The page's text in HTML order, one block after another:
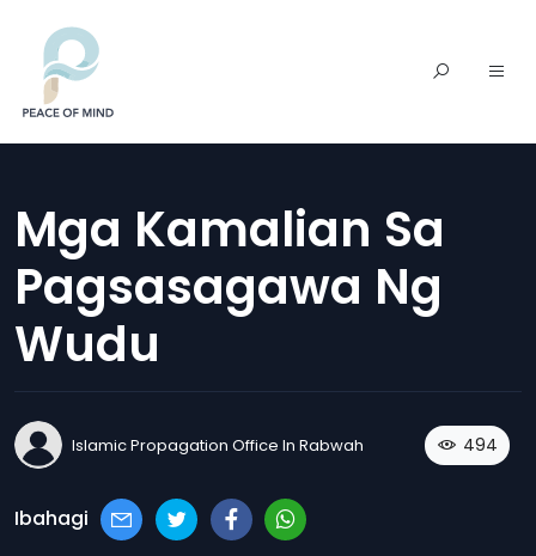
Mga Kamalian Sa
Pagsasagawa Ng
Wudu
Islamic Propagation Office In Rabwah 494
Ibahagi